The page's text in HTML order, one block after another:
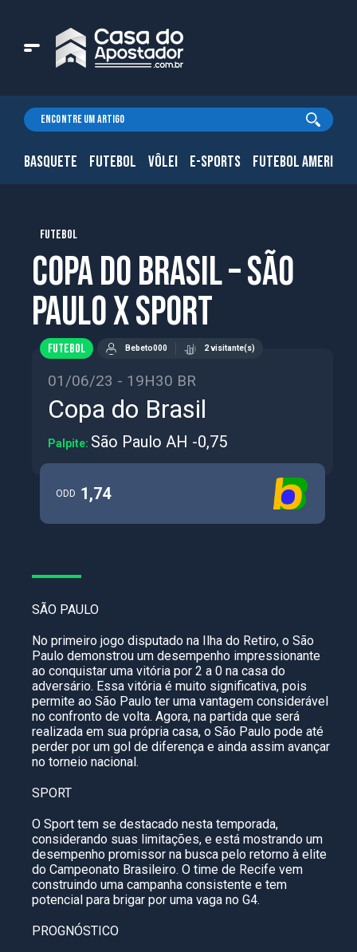
BASQUETE FUTEBOL VÔLEI E-SPORTS FUTEBOL
FUTEBOL
Copa do Brasil – São
Paulo x Sport
FUTEBOL Bebeto000 2 visitante(s)
01/06/23 - 19H30 BR
Copa do Brasil
Palpite: São Paulo AH -0,75
ODD 1,74
SÃO PAULO
No primeiro jogo disputado na Ilha do Retiro, o São
Paulo demonstrou um desempenho impressionante
ao conquistar uma vitória por 2 a 0 na casa do
adversário. Essa vitória é muito significativa, pois
permite ao São Paulo ter uma vantagem considerável
no confronto de volta. Agora, na partida que será
realizada em sua própria casa, o São Paulo pode até
perder por um gol de diferença e ainda assim avançar
no torneio nacional.
SPORT
O Sport tem se destacado nesta temporada,
considerando suas limitações, e está mostrando um
desempenho promissor na busca pelo retorno à elite
do Campeonato Brasileiro. O time de Recife vem
construindo uma campanha consistente e tem
potencial para brigar por uma vaga no G4.
PROGNÓSTICO